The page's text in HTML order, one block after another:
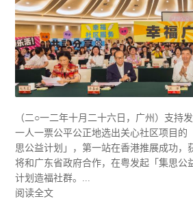
（二○一二年十月二十六日，广州）支持
一人一票公平公正地选出关心社区项目的
思公益计划」，第一站在香港推展成功，
将和广东省政府合作，在粤发起「集思公
计划造福社群。...
阅读全文